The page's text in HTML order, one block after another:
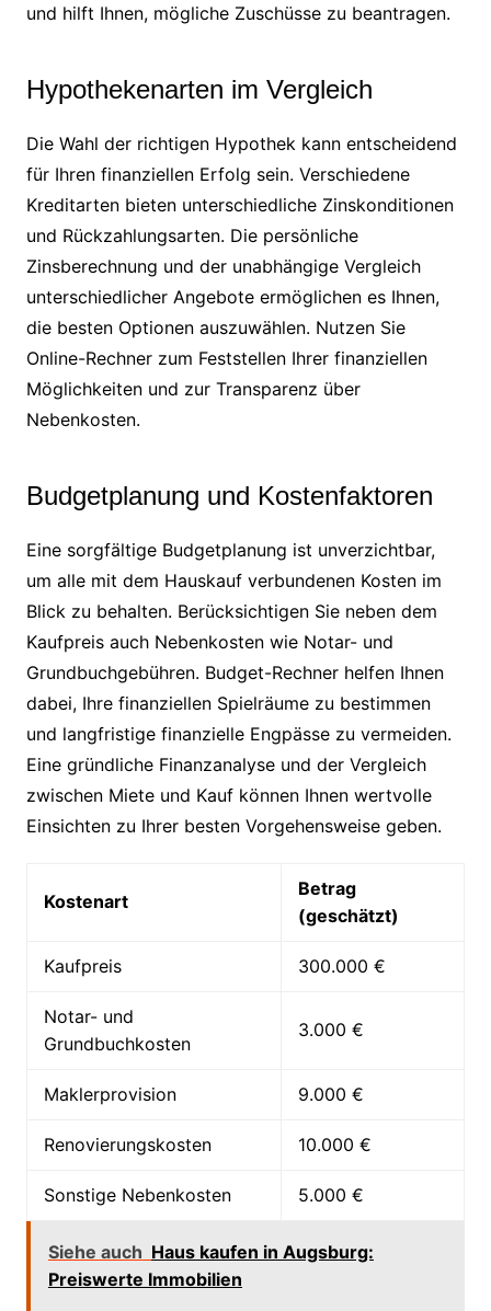
und hilft Ihnen, mögliche Zuschüsse zu beantragen.
Hypothekenarten im Vergleich
Die Wahl der richtigen Hypothek kann entscheidend
für Ihren finanziellen Erfolg sein. Verschiedene
Kreditarten bieten unterschiedliche Zinskonditionen
und Rückzahlungsarten. Die persönliche
Zinsberechnung und der unabhängige Vergleich
unterschiedlicher Angebote ermöglichen es Ihnen,
die besten Optionen auszuwählen. Nutzen Sie
Online-Rechner zum Feststellen Ihrer finanziellen
Möglichkeiten und zur Transparenz über
Nebenkosten.
Budgetplanung und Kostenfaktoren
Eine sorgfältige Budgetplanung ist unverzichtbar,
um alle mit dem Hauskauf verbundenen Kosten im
Blick zu behalten. Berücksichtigen Sie neben dem
Kaufpreis auch Nebenkosten wie Notar- und
Grundbuchgebühren. Budget-Rechner helfen Ihnen
dabei, Ihre finanziellen Spielräume zu bestimmen
und langfristige finanzielle Engpässe zu vermeiden.
Eine gründliche Finanzanalyse und der Vergleich
zwischen Miete und Kauf können Ihnen wertvolle
Einsichten zu Ihrer besten Vorgehensweise geben.
Kostenart
Betrag
(geschätzt)
Kaufpreis 300.000 €
Notar- und
Grundbuchkosten
3.000 €
Maklerprovision 9.000 €
Renovierungskosten 10.000 €
Sonstige Nebenkosten 5.000 €
Siehe auch Haus kaufen in Augsburg:
Preiswerte Immobilien